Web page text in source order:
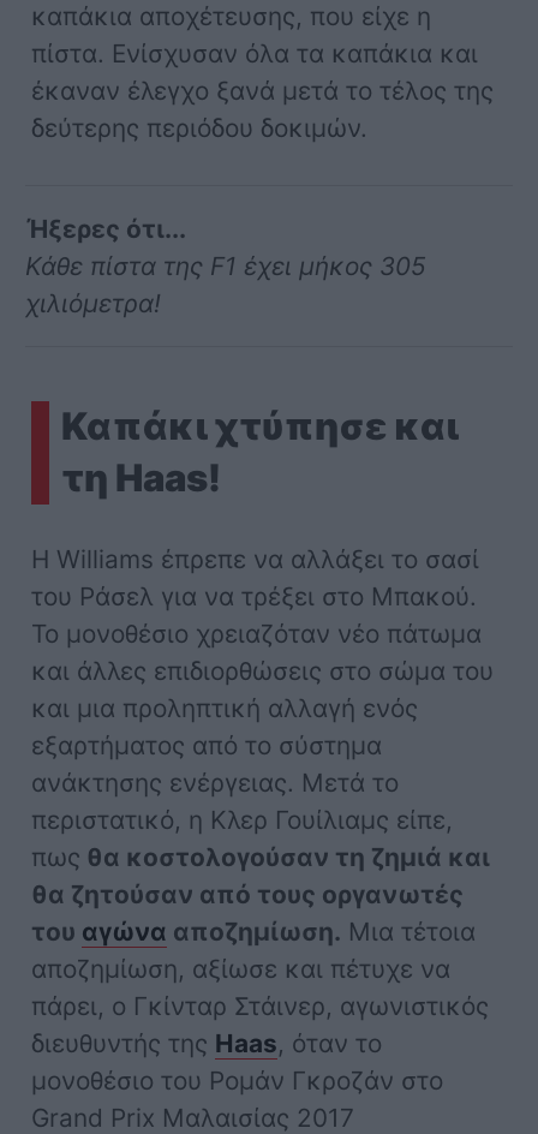
καπάκια αποχέτευσης, που είχε η
πίστα. Ενίσχυσαν όλα τα καπάκια και
έκαναν έλεγχο ξανά μετά το τέλος της
δεύτερης περιόδου δοκιμών.
Ήξερες ότι...
Κάθε πίστα της F1 έχει μήκος 305
χιλιόμετρα!
Καπάκι χτύπησε και
τη Haas!
Η Williams έπρεπε να αλλάξει το σασί
του Ράσελ για να τρέξει στο Μπακού.
Το μονοθέσιο χρειαζόταν νέο πάτωμα
και άλλες επιδιορθώσεις στο σώμα του
και μια προληπτική αλλαγή ενός
εξαρτήματος από το σύστημα
ανάκτησης ενέργειας. Μετά το
περιστατικό, η Κλερ Γουίλιαμς είπε,
πως θα κοστολογούσαν τη ζημιά και
θα ζητούσαν από τους οργανωτές
του αγώνα αποζημίωση. Mια τέτοια
αποζημίωση, αξίωσε και πέτυχε να
πάρει, ο Γκίνταρ Στάινερ, αγωνιστικός
διευθυντής της Haas, όταν το
μονοθέσιο του Ρομάν Γκροζάν στο
Grand Prix Μαλαισίας 2017